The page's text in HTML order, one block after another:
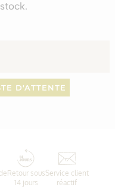
Retour sous
14 jours
Service client
réactif